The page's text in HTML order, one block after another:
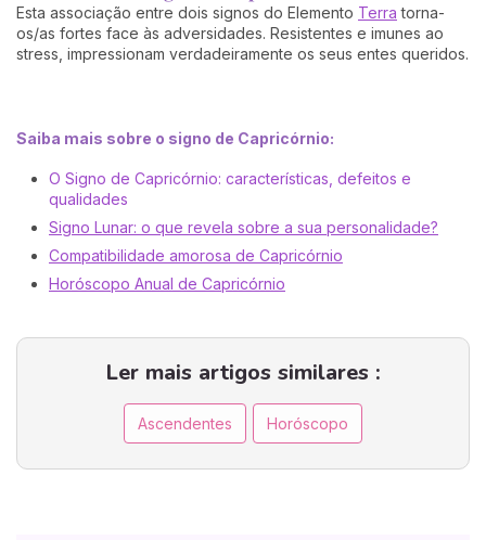
Esta associação entre dois signos do Elemento Terra torna-
os/as fortes face às adversidades. Resistentes e imunes ao
stress, impressionam verdadeiramente os seus entes queridos.
Saiba mais sobre o signo de Capricórnio:
O Signo de Capricórnio: características, defeitos e
qualidades
Signo Lunar: o que revela sobre a sua personalidade?
Compatibilidade amorosa de Capricórnio
Horóscopo Anual de Capricórnio
Ler mais artigos similares :
Ascendentes Horóscopo